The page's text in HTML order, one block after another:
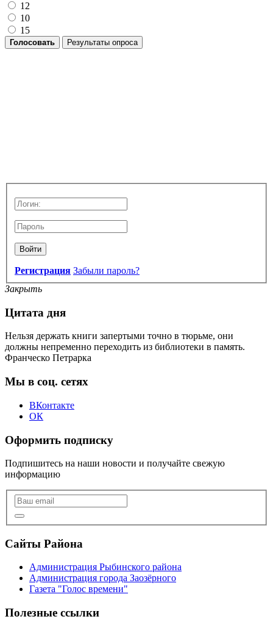
12
10
15
Голосовать Результаты опроса
Войти
Регистрация Забыли пароль?
Закрыть
Цитата дня
Нельзя держать книги запертыми точно в тюрьме, они
должны непременно переходить из библиотеки в память.
Франческо Петрарка
Мы в соц. сетях
ВКонтакте
ОК
Оформить подписку
Подпишитесь на наши новости и получайте свежую
информацию
Сайты Района
Администрация Рыбинского района
Администрация города Заозёрного
Газета "Голос времени"
Полезные ссылки